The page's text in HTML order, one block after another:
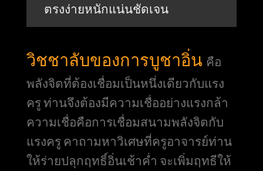
ตรงง่ายหนักแน่นชัดเจน
วิชชาลับของการบูชาอิ่น คือ
พลังจิตที่ต้องเชื่อมเป็นหนึ่งเดียวกับแรง
ครู ท่านจึงต้องมีความเชื่ออย่างแรงกล้า
ความเชื่อคือการเชื่อมสนามพลังจิตกับ
แรงครู คาถามหาวิเศษที่ครูอาจารย์ท่าน
ให้ร่ายปลุกฤทธิ์อิ่นเช้าค่ำ จะเพิ่มฤทธีให้